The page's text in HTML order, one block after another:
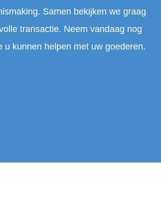
Samen bekijken we graag
transactie. Neem vandaag nog
kunnen helpen met uw goederen.